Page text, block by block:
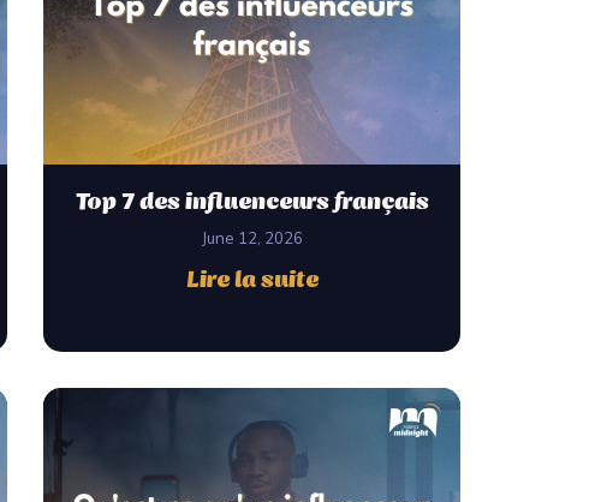
Top 7 des influenceurs français
June 12, 2026
Lire la suite